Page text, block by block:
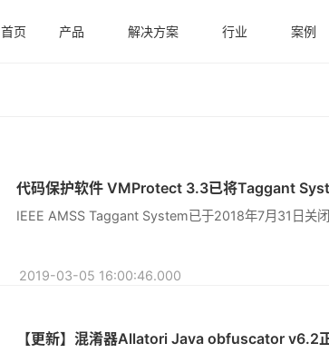
首页 产品 解决方案 行业 案例
代码保护软件 VMProtect 3.3已将Taggant
IEEE AMSS Taggant System已于2018年7月31日关
2019-03-05
【更新】混淆器Allatori Java obfuscator v6.2